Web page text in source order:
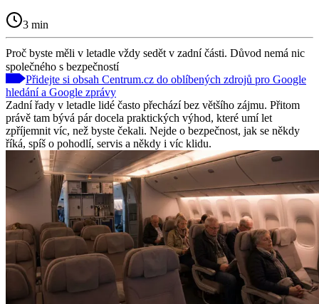
3 min
Proč byste měli v letadle vždy sedět v zadní části. Důvod nemá nic
společného s bezpečností
Přidejte si obsah Centrum.cz do oblíbených zdrojů pro Google
hledání a Google zprávy
Zadní řady v letadle lidé často přechází bez většího zájmu. Přitom
právě tam bývá pár docela praktických výhod, které umí let
zpříjemnit víc, než byste čekali. Nejde o bezpečnost, jak se někdy
říká, spíš o pohodlí, servis a někdy i víc klidu.